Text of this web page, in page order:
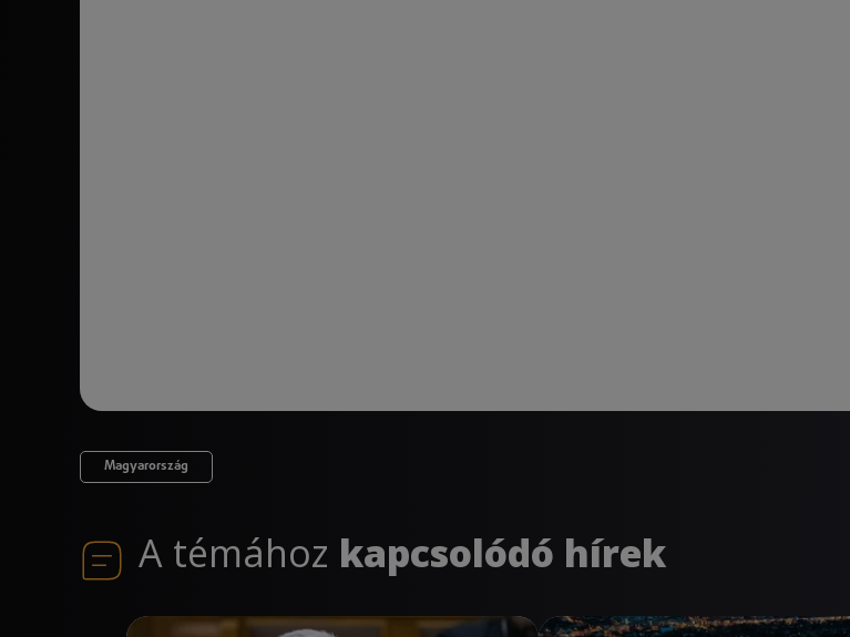
Magyarország
A témához kapcsolódó hírek